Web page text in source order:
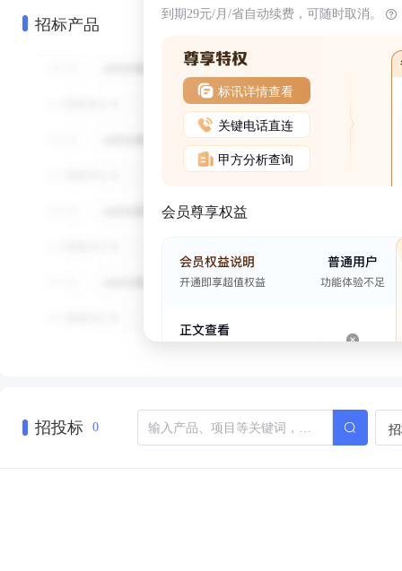
招标产品 到期29元/月/省自动续费，可随时取消。
标讯详情查看
关键电话直连
甲方分析查询
会员尊享权益
招投标 0